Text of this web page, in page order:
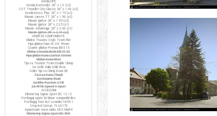
ANVELOPE
Kenda Kontender 26" x 1.0 (x2)
CST Traveller City Classic 26" x 1.40 (x2)
Kenda Kross Plus 26" x 1.75 (x2)
Maxxis Larsen TT 26" x 1.90 (x2)
Maxxis Ignitor 26" x 1.95 (x2)
Maxxis Ignitor 26" x 2.35 (x1)
Maxxis Advantage 26" x 2.40 (x1)
Maxxis Ignitor 26" x 2.10 (x2)
DIVERSE COMPONENTE
Ghidon Truvativ Stylo Team Flat
Pipa ghidon Funn XC HS 90mm
Coarne ghidon Promax BE-315
Ghidon Amoeba Borla M310 XC
Pipa ghidon Kona Control 100mm
Ghidon Kona Riser
Tija sa Truvativ Team Double Clamp
Sa Selle Italia Q-bik Flow
Colier tija sa Clamp Kona QR
Tisa sa Kona Thumb
Sa Noname Road
Sa Bike Positive ATB
Sa WTB Speed V Sport
ACCESORII
Kilometraj Sigma Sport BC 12.12
Portbagaj spate M-Wave compatibil disc
Portbagaj fata XLC Lowrider LR-F01
Stop led Cateye TL-LD170
Aparatoare noroi cadru SKS Mud-X
Kilometraj Sigma Sport BC 906